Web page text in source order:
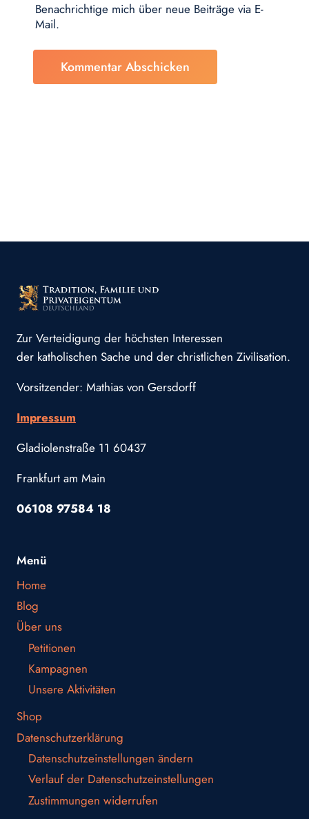
Benachrichtige mich über neue Beiträge via E-
Mail.
Zur Verteidigung der höchsten Interessen
der katholischen Sache und der christlichen Zivilisation.
Vorsitzender: Mathias von Gersdorff
Impressum
Gladiolenstraße 11 60437
Frankfurt am Main
06108 97584 18
Menü
Home
Blog
Über uns
Petitionen
Kampagnen
Unsere Aktivitäten
Shop
Datenschutzerklärung
Datenschutzeinstellungen ändern
Verlauf der Datenschutzeinstellungen
Zustimmungen widerrufen